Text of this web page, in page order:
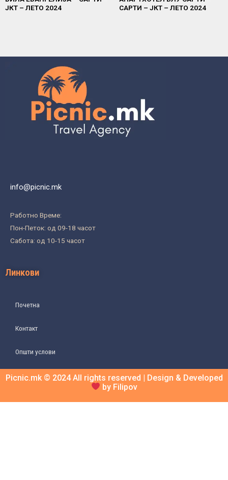
ЈКТ – ЛЕТО 2024
САРТИ – ЈКТ – ЛЕТО 2024
info@picnic.mk
Работно Време:
Пон-Петок: од 09-18 часот
Сабота: од 10-15 часот
Линкови
Почетна
Контакт
Општи услови
Picnic.mk © 2024 All rights reserved | Design & Developed
by Filipov